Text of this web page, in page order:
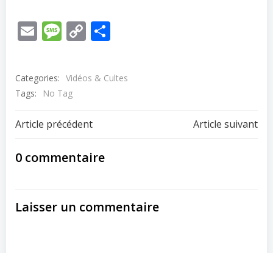
EmailMessage
Copy
Link
Categories: Vidéos & Cultes
Tags:
No Tag
Post
navigation
Article précédent Article suivant
0 commentaire
Laisser un commentaire